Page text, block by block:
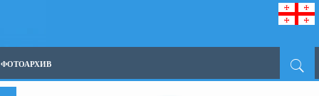
ФОТОАРХИВ